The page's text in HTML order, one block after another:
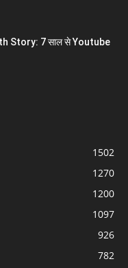
Story: 7 साल से Youtube
1502
1270
1200
1097
926
782